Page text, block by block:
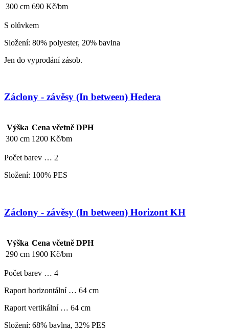
300 cm 690 Kč/bm
S olůvkem
Složení: 80% polyester, 20% bavlna
Jen do vyprodání zásob.
Záclony - závěsy (In between) Hedera
Výška Cena včetně DPH
300 cm 1200 Kč/bm
Počet barev … 2
Složení: 100% PES
Záclony - závěsy (In between) Horizont KH
Výška Cena včetně DPH
290 cm 1900 Kč/bm
Počet barev … 4
Raport horizontální … 64 cm
Raport vertikální … 64 cm
Složení: 68% bavlna, 32% PES